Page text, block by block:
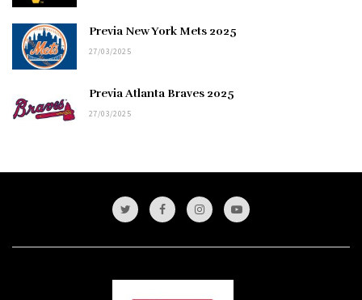
Previa New York Mets 2025
27/03/2025
Previa Atlanta Braves 2025
27/03/2025